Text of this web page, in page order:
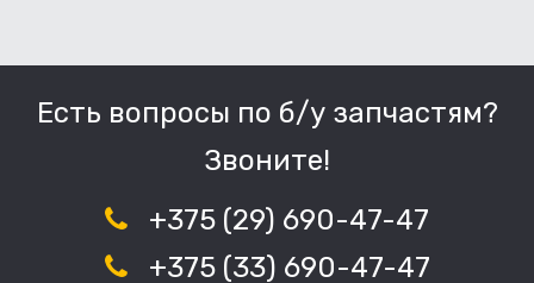
Есть вопросы по б/у запчастям?
Звоните!
+375 (29) 690-47-47
+375 (33) 690-47-47